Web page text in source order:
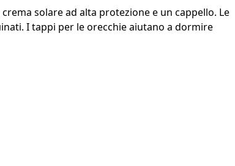
solare ad alta protezione e un cappello. Le
I tappi per le orecchie aiutano a dormire